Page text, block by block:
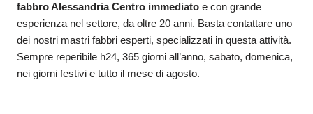
fabbro Alessandria Centro immediato e con grande
esperienza nel settore, da oltre 20 anni. Basta contattare uno
dei nostri mastri fabbri esperti, specializzati in questa attività.
Sempre reperibile h24, 365 giorni all’anno, sabato, domenica,
nei giorni festivi e tutto il mese di agosto.